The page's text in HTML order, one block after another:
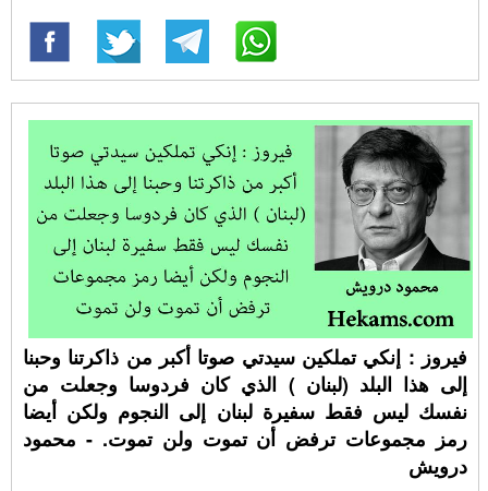
فيروز : إنكي تملكين سيدتي صوتا أكبر من ذاكرتنا وحبنا
إلى هذا البلد (لبنان ) الذي كان فردوسا وجعلت من
نفسك ليس فقط سفيرة لبنان إلى النجوم ولكن أيضا
رمز مجموعات ترفض أن تموت ولن تموت. - محمود
درويش